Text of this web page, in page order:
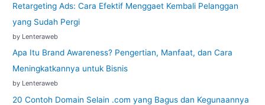
Retargeting Ads: Cara Efektif Menggaet Kembali Pelanggan
yang Sudah Pergi
by Lenteraweb
Apa Itu Brand Awareness? Pengertian, Manfaat, dan Cara
Meningkatkannya untuk Bisnis
by Lenteraweb
20 Contoh Domain Selain .com yang Bagus dan Kegunaannya